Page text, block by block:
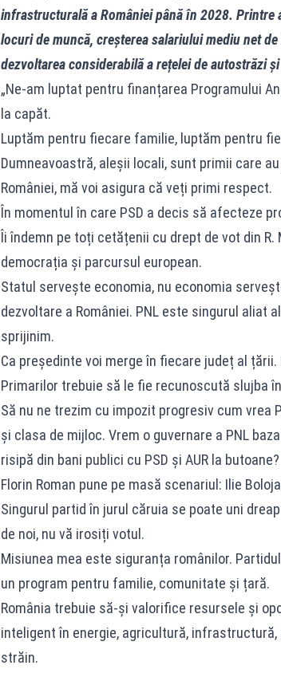
infrastructurală a României până în 2028. Printre
locuri de muncă, creșterea salariului mediu net
dezvoltarea considerabilă a rețelei de autostrăzi
„Ne-am luptat pentru finanțarea Programului
la capăt.
Luptăm pentru fiecare familie, luptăm pentru
Dumneavoastră, aleșii locali, sunt primii care
României, mă voi asigura că veți primi respect.
În momentul în care PSD a decis să afecteze
Îi îndemn pe toți cetățenii cu drept de vot din
democrația și parcursul european.
Statul servește economia, nu economia
dezvoltare a României. PNL este singurul aliat
sprijinim.
Ca președinte voi merge în fiecare județ al
Primarilor trebuie să le fie recunoscută slujba
Să nu ne trezim cu impozit progresiv cum vrea
și clasa de mijloc. Vrem o guvernare a PNL
risipă din bani publici cu PSD și AUR la butoane?
Florin Roman pune pe masă scenariul: Ilie
Singurul partid în jurul căruia se poate uni
de noi, nu vă irosiți votul.
Misiunea mea este siguranța românilor.
un program pentru familie, comunitate și țară.
România trebuie să-și valorifice resursele și
inteligent în energie, agricultură,
străin.